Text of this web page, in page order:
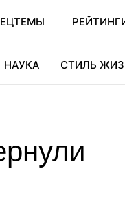
НАУКА СТИЛЬ